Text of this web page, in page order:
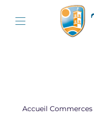
Accueil Commerces